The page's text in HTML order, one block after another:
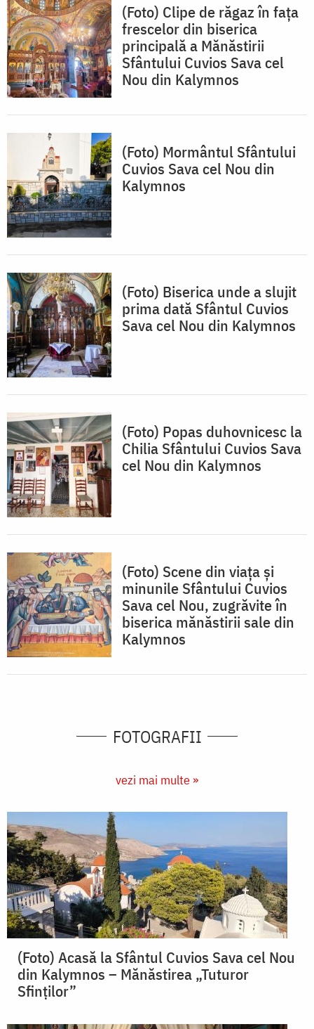
(Foto) Clipe de răgaz în fața
frescelor din biserica
principală a Mănăstirii
Sfântului Cuvios Sava cel
Nou din Kalymnos
(Foto) Mormântul Sfântului
Cuvios Sava cel Nou din
Kalymnos
(Foto) Biserica unde a slujit
prima dată Sfântul Cuvios
Sava cel Nou din Kalymnos
(Foto) Popas duhovnicesc la
Chilia Sfântului Cuvios Sava
cel Nou din Kalymnos
(Foto) Scene din viața și
minunile Sfântului Cuvios
Sava cel Nou, zugrăvite în
biserica mănăstirii sale din
Kalymnos
FOTOGRAFII
vezi mai multe »
(Foto) Acasă la Sfântul Cuvios Sava cel Nou
din Kalymnos – Mănăstirea „Tuturor
Sfinților”